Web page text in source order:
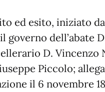
ed esito, iniziato
dell’abate
D. Vincenzo
Piccolo;
il 6 novembre